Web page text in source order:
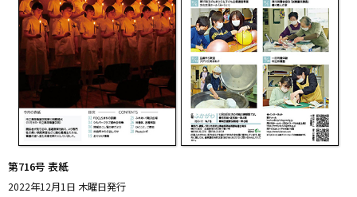
第716号 表紙
2022年12月1日 木曜日発行